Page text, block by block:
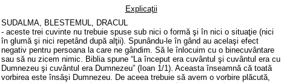
Explicaţii
SUDALMA, BLESTEMUL, DRACUL
- aceste trei cuvinte nu trebuie spuse sub nici o formă şi în nici o situaţie (nici
în glumă şi nici repetând după alţii). Spunându-le în gând au acelaşi efect
negativ pentru persoana la care ne gândim. Să le înlocuim cu o binecuvântare
sau să nu zicem nimic. Biblia spune “La început era cuvântul şi cuvântul era cu
Dumnezeu şi cuvântul era Dumnezeu” (Ioan 1/1). Aceasta înseamnă că toată
vorbirea este însăşi Dumnezeu. De aceea trebuie să avem o vorbire plăcută,